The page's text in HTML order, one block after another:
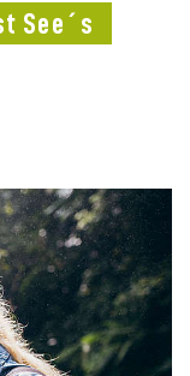
See´s